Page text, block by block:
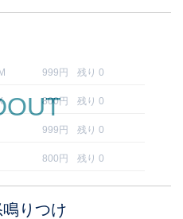
999円 残り 0
800円 残り 0
999円 残り 0
800円 残り 0
りつけ